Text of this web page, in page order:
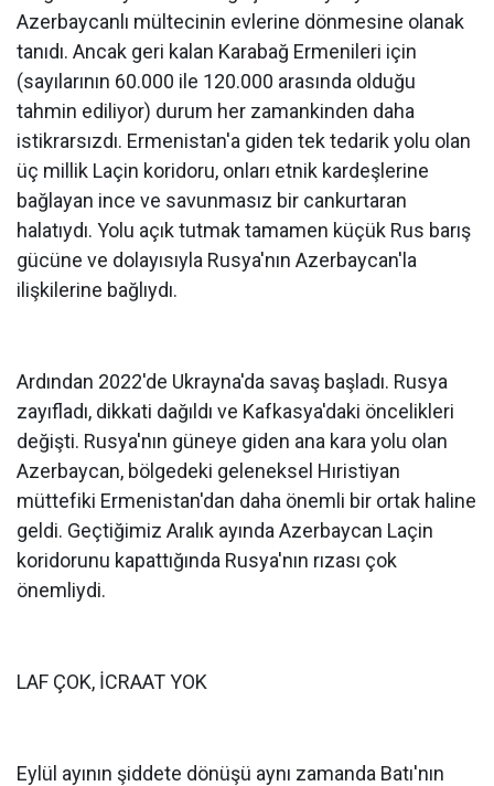
Azerbaycanlı mültecinin evlerine dönmesine olanak
tanıdı. Ancak geri kalan Karabağ Ermenileri için
(sayılarının 60.000 ile 120.000 arasında olduğu
tahmin ediliyor) durum her zamankinden daha
istikrarsızdı. Ermenistan'a giden tek tedarik yolu olan
üç millik Laçin koridoru, onları etnik kardeşlerine
bağlayan ince ve savunmasız bir cankurtaran
halatıydı. Yolu açık tutmak tamamen küçük Rus barış
gücüne ve dolayısıyla Rusya'nın Azerbaycan'la
ilişkilerine bağlıydı.
Ardından 2022'de Ukrayna'da savaş başladı. Rusya
zayıfladı, dikkati dağıldı ve Kafkasya'daki öncelikleri
değişti. Rusya'nın güneye giden ana kara yolu olan
Azerbaycan, bölgedeki geleneksel Hıristiyan
müttefiki Ermenistan'dan daha önemli bir ortak haline
geldi. Geçtiğimiz Aralık ayında Azerbaycan Laçin
koridorunu kapattığında Rusya'nın rızası çok
önemliydi.
LAF ÇOK, İCRAAT YOK
Eylül ayının şiddete dönüşü aynı zamanda Batı'nın